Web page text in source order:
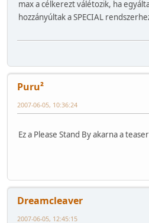
max a célkerezt válétozik, ha
hozzányúltak a SPECIAL
Puru²
2007-06-05, 10:36:24
Ez a Please Stand By akarna a
Dreamcleaver
2007-06-05, 12:45:15